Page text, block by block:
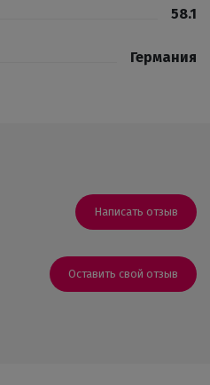
58.1
Германия
Написать отзыв
Оставить свой отзыв